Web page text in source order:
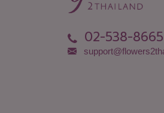
02-538-8665